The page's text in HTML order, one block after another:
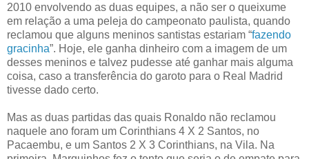
2010 envolvendo as duas equipes, a não ser o queixume
em relação a uma peleja do campeonato paulista, quando
reclamou que alguns meninos santistas estariam “fazendo
gracinha”. Hoje, ele ganha dinheiro com a imagem de um
desses meninos e talvez pudesse até ganhar mais alguma
coisa, caso a transferência do garoto para o Real Madrid
tivesse dado certo.
Mas as duas partidas das quais Ronaldo não reclamou
naquele ano foram um Corinthians 4 X 2 Santos, no
Pacaembu, e um Santos 2 X 3 Corinthians, na Vila. Na